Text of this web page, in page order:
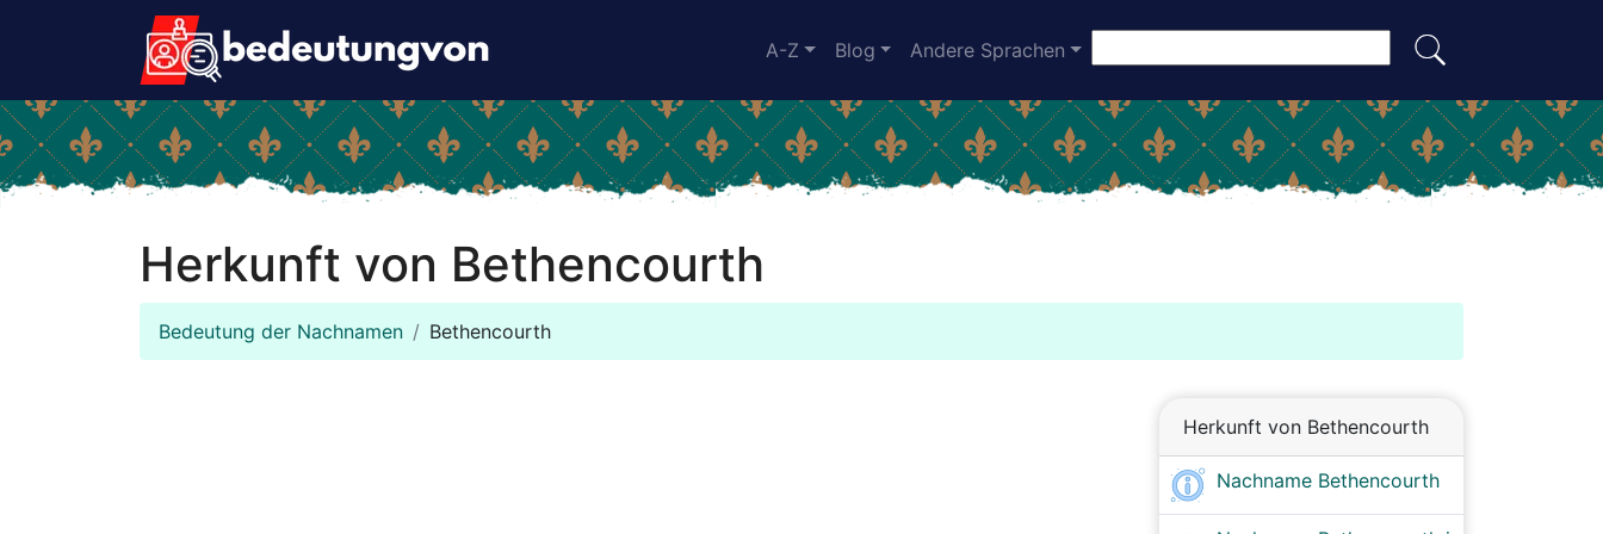
A-Z Blog Andere Sprachen
Herkunft von Bethencourth
Bedeutung der Nachnamen Bethencourth
Herkunft von Bethencourth
Nachname Bethencourth